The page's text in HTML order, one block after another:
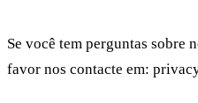
Se você tem perguntas sobre
favor nos contacte em: